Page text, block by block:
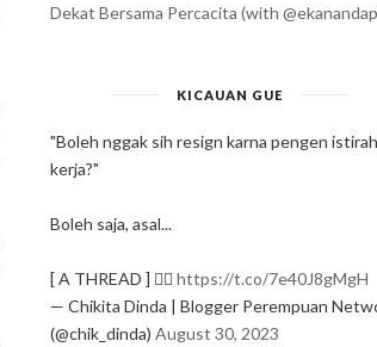
Dekat Bersama Percacita (with
KICAUAN GUE
"Boleh nggak sih resign karna pengen
kerja?"
Boleh saja, asal...
[ A THREAD ] ✍🏻 https://t.co/7e40J8gMgH
— Chikita Dinda | Blogger Perempuan
(@chik_dinda) August 30, 2023